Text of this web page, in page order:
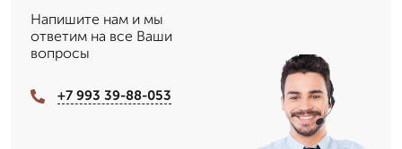
Напишите нам и мы
ответим на все Ваши
вопросы
+7 993 39-88-053